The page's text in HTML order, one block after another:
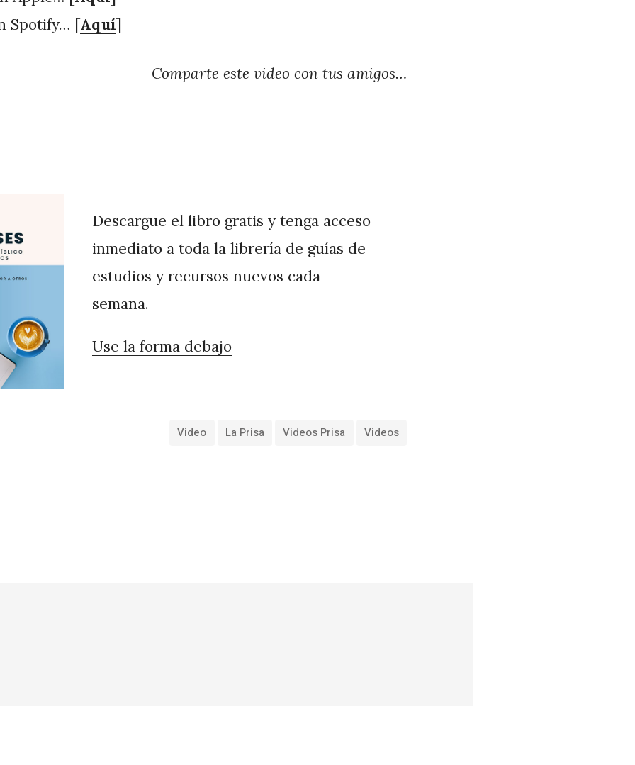
Spotify… [Aquí]
Comparte este video con tus amigos…
Descargue el libro gratis y tenga acceso
inmediato a toda la librería de guías de
estudios y recursos nuevos cada
semana.
Use la forma debajo
Videos
Videos Prisa
La Prisa
Video